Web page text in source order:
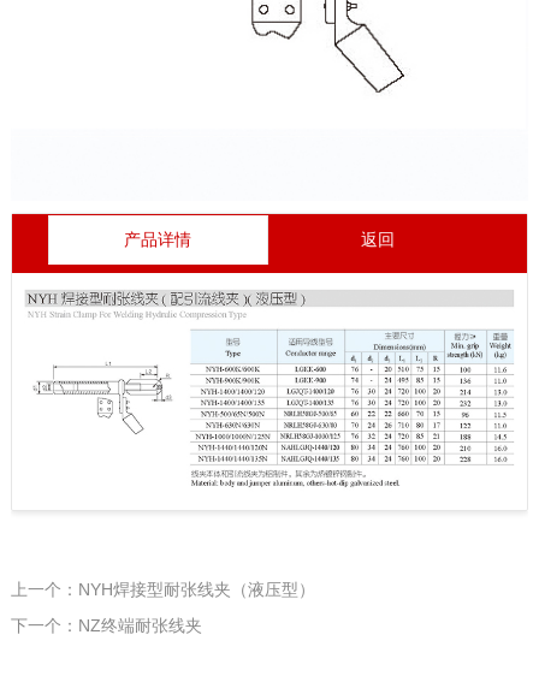
产品详情 返回
上一个：NYH焊接型耐张线夹（液压型）
下一个：NZ终端耐张线夹